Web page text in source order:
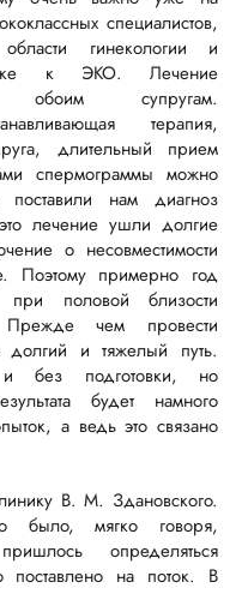
специалистов,
гинекологии и
к ЭКО. Лечение
обоим супругам.
терапия,
длительный прием
спермограммы можно
поставили нам диагноз
лечение ушли долгие
о несовместимости
Поэтому примерно год
половой близости
Прежде чем провести
и тяжелый путь.
без подготовки, но
будет намного
а ведь это связано
В. М. Здановского.
было, мягко говоря,
определяться
поставлено на поток. В